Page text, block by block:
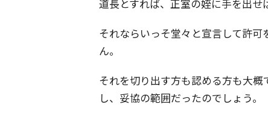
道長とすれば、正室の姪に手を出せ
それならいっそ堂々と宣言して許
ん。
それを切り出す方も認める方も大
し、妥協の範囲だったのでしょう。